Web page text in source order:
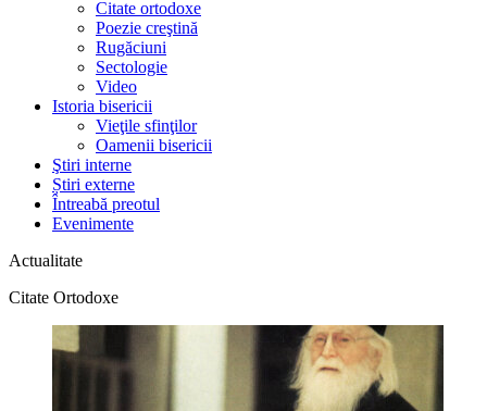
Citate ortodoxe
Poezie creştină
Rugăciuni
Sectologie
Video
Istoria bisericii
Vieţile sfinţilor
Oamenii bisericii
Ştiri interne
Știri externe
Întreabă preotul
Evenimente
Actualitate
Citate Ortodoxe